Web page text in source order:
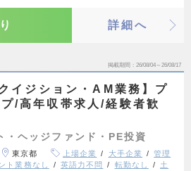
詳細へ
掲載期間 26/08/04～26/08/17
イジション・AM業務】プ
/高年収帯求人/経験者歓
・ヘッジファンド・PE投資
東京都 上場企業 大手企業
管理
ト業務なし 英語力不問 転勤なし
土